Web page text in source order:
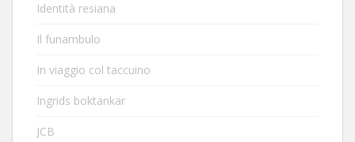
Identità resiana
Il funambulo
In viaggio col taccuino
Ingrids boktankar
JCB